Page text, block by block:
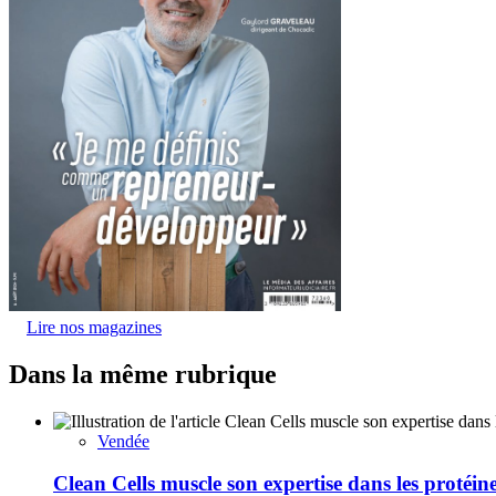
Lire nos magazines
Dans la même rubrique
Vendée
Clean Cells muscle son expertise dans les